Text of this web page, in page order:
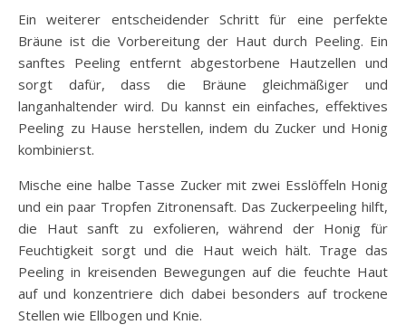
Ein weiterer entscheidender Schritt für eine perfekte
Bräune ist die Vorbereitung der Haut durch Peeling. Ein
sanftes Peeling entfernt abgestorbene Hautzellen und
sorgt dafür, dass die Bräune gleichmäßiger und
langanhaltender wird. Du kannst ein einfaches, effektives
Peeling zu Hause herstellen, indem du Zucker und Honig
kombinierst.
Mische eine halbe Tasse Zucker mit zwei Esslöffeln Honig
und ein paar Tropfen Zitronensaft. Das Zuckerpeeling hilft,
die Haut sanft zu exfolieren, während der Honig für
Feuchtigkeit sorgt und die Haut weich hält. Trage das
Peeling in kreisenden Bewegungen auf die feuchte Haut
auf und konzentriere dich dabei besonders auf trockene
Stellen wie Ellbogen und Knie.